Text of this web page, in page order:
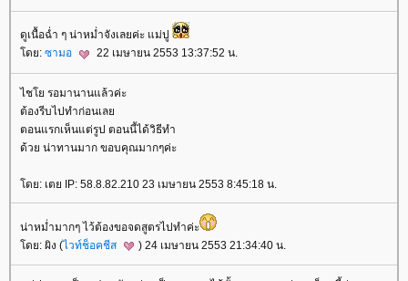
ดูเนื้อฉ่ำ ๆ น่าหม่ำจังเลยค่ะ แม่ปู
ดย: ซามอ 22 เมษายน 2553 13:37:52 น.
ไชโย รอมานานแล้วค่ะ
ต้องรีบไปทำก่อนเล
ตอนแรกเห็นแต่รูป ตอนนี้ได้วิธีทำ
ด้วย น่าทานมาก ขอบคุณมากๆค่ะ
ดย: เตย IP: 58.8.82.210 23 เมษายน 2553 8:45:18 น.
น่าหม่ำมากๆ ไว้ต้องขอจดสูตรไปทำค่ะ
ดย: ผิง (ไวท์ช็อคชีส ) 24 เมษายน 2553 21:34:40 น.